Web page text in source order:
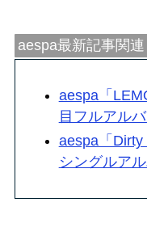
aespa最新記事関連
aespa「
目フルアル
aespa「Dirty
シングルア